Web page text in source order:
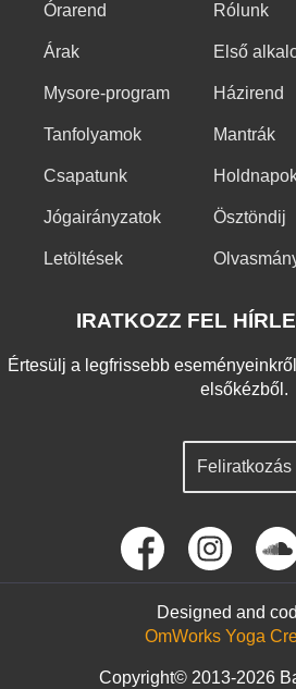
Órarend
Árak
Mysore-program
Tanfolyamok
Csapatunk
Jógairányzatok
Letöltések
Rólunk
Első
Házirend
Mantrák
Ösztöndij
IRATKOZZ FEL
Értesülj a legfrissebb
elsőkézből.
Feliratkozás
Designed and
OmWorks Yoga
Copyright© 2013-2026